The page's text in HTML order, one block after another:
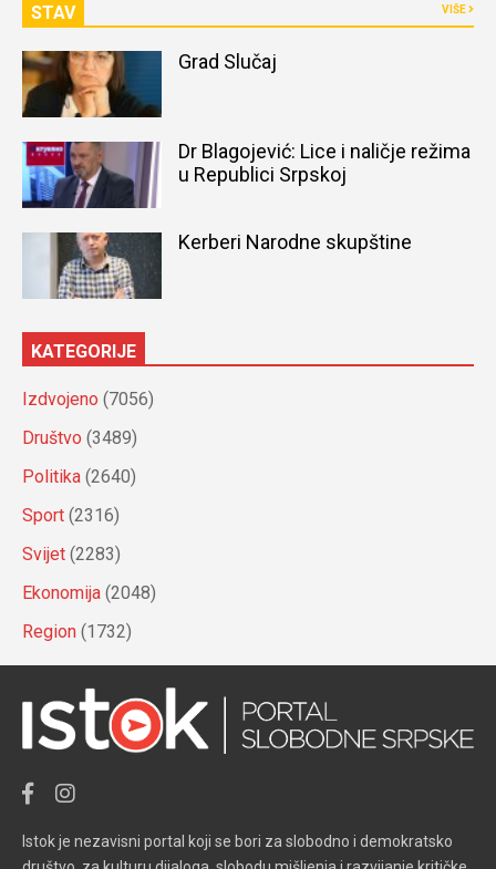
STAV VIŠE
Grad Slučaj
Dr Blagojević: Lice i naličje režima
u Republici Srpskoj
Kerberi Narodne skupštine
KATEGORIJE
Izdvojeno (7056)
Društvo (3489)
Politika (2640)
Sport (2316)
Svijet (2283)
Ekonomija (2048)
Region (1732)
Istok je nezavisni portal koji se bori za slobodno i demokratsko